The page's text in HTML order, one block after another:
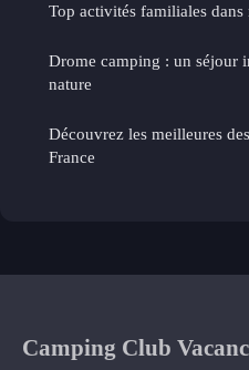
Top activités familiales dans
Drome camping : un séjour
nature
Découvrez les meilleures
France
Camping Club